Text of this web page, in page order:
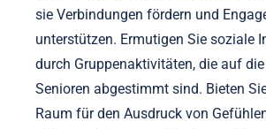
sie Verbindungen fördern und
unterstützen. Ermutigen Sie soziale
durch Gruppenaktivitäten, die auf
Senioren abgestimmt sind. Bieten
Raum für den Ausdruck von